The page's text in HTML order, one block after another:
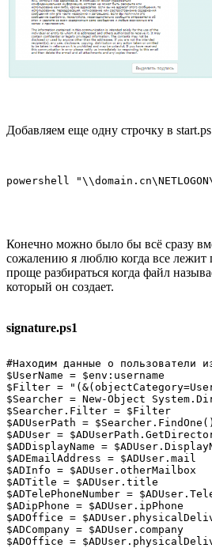
Добавляем еще одну строчку в
powershell
Конечно можно было бы всё сразу
сожалению я люблю когда все лежит
проще разбираться когда файл
который он создает.
signature.ps1
#Находим данные о пользователи
$UserName = $env:username
$Filter =
$Searcher = New-Object
$Searcher.Filter = $Filter
$ADUserPath = $Searcher.FindOne()
$ADUser =
$ADDisplayName =
$ADEmailAddress = $ADUser.mail
$ADInfo = $ADUser.otherMailbox
$ADTitle = $ADUser.title
$ADTelePhoneNumber =
$ADipPhone = $ADUser.ipPhone
$ADOffice =
$ADСompany = $ADUser.company
$ADOffice =